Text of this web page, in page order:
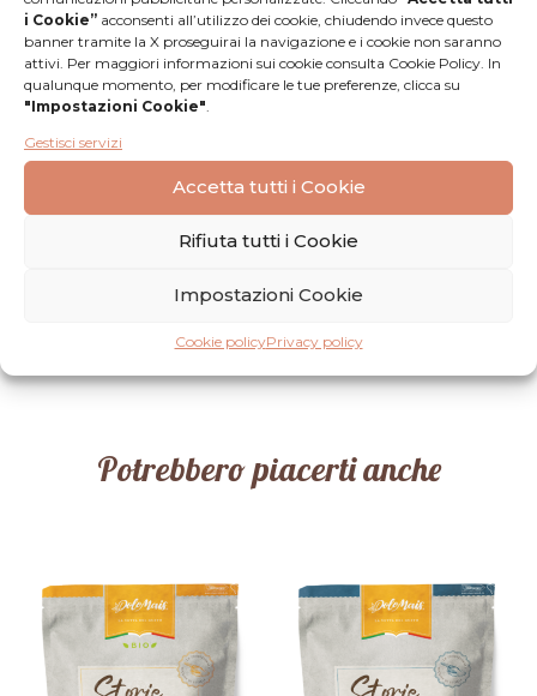
i Cookie” acconsenti all’utilizzo dei cookie, chiudendo invece questo
banner tramite la X proseguirai la navigazione e i cookie non saranno
attivi. Per maggiori informazioni sui cookie consulta Cookie Policy. In
qualunque momento, per modificare le tue preferenze, clicca su
"Impostazioni Cookie"
Gestisci servizi
Accetta tutti i Cookie
Rifiuta tutti i Cookie
Impostazioni Cookie
Cookie policyPrivacy policy
Recensioni
Nessuna
Lascia una
recensione
Potrebbero piacerti anche